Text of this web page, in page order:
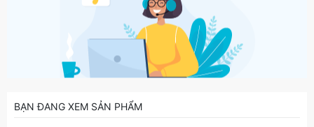
BẠN ĐANG XEM SẢN PHẨM